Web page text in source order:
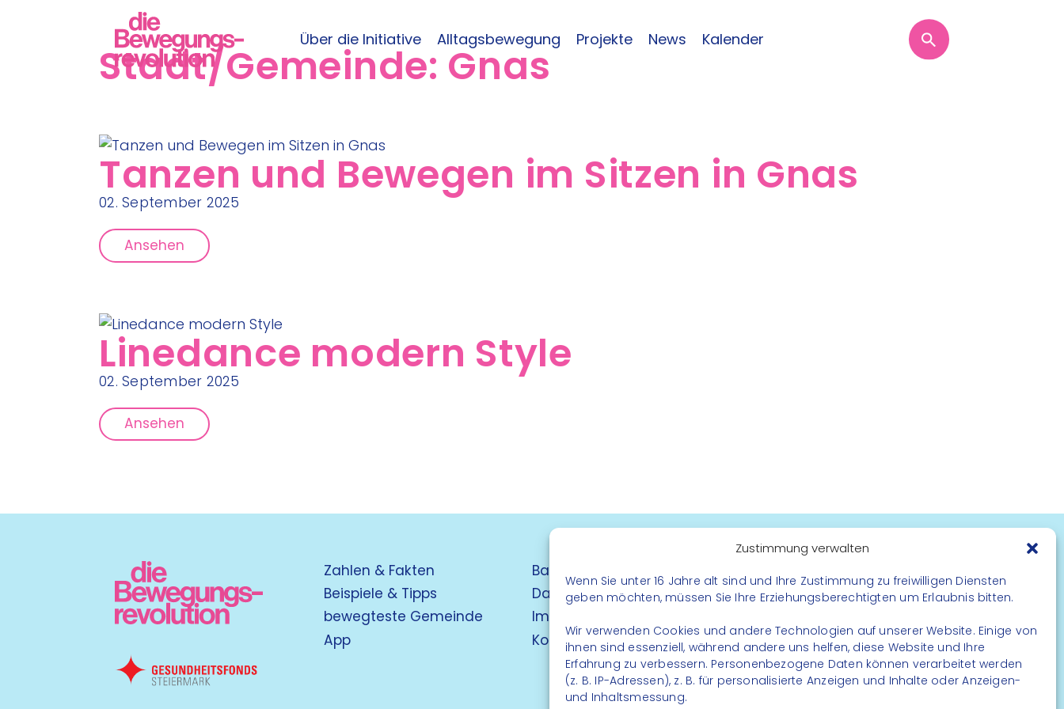
Zustimmung verwalten
Wenn Sie unter 16 Jahre alt sind und Ihre Zustimmung zu freiwilligen Diensten
geben möchten, müssen Sie Ihre Erziehungsberechtigten um Erlaubnis bitten.
Wir verwenden Cookies und andere Technologien auf unserer Website. Einige von
ihnen sind essenziell, während andere uns helfen, diese Website und Ihre
Erfahrung zu verbessern. Personenbezogene Daten können verarbeitet werden
(z. B. IP-Adressen), z. B. für personalisierte Anzeigen und Inhalte oder Anzeigen-
und Inhaltsmessung.
Über die Initiative Alltagsbewegung Projekte News Kalender
Stadt/Gemeinde: Gnas
Tanzen und Bewegen im Sitzen in Gnas
02. September 2025
Ansehen
Linedance modern Style
02. September 2025
Ansehen
Zahlen & Fakten
Beispiele & Tipps
bewegteste Gemeinde
App
Barrierefreiheit
Datenschutz
Impressum
Kontakt
FOLGE UNS
Instagram
Facebook